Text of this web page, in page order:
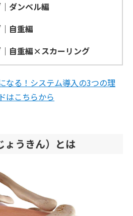
ダンベル編
自重編
自重編×スカーリング
る！システム導入の3つの理
はこちらから
ょうきん）とは